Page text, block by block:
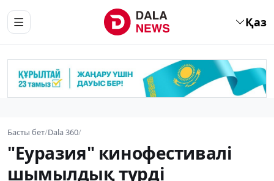
Қаз
Басты бет/Dala 360/
"Еуразия" кинофестивалі
шымылдық түрді